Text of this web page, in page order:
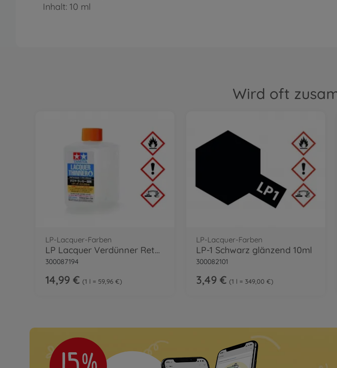
Inhalt: 10 ml
Wird oft
LP-Lacquer-Farben
LP Lacquer Verdünner Retarder 250ml
300087194
14,99 € 1 l = 59,96 €
LP-Lacquer-Farben
LP-1 Schwarz glänzend 10ml
300082101
3,49 € 1 l = 349,00 €